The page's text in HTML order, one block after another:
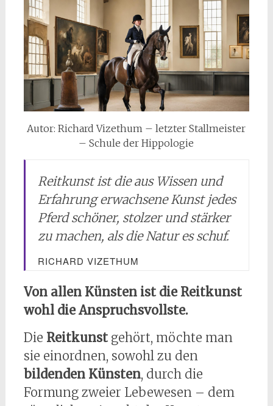
Autor: Richard Vizethum – letzter Stallmeister
– Schule der Hippologie
Reitkunst ist die aus Wissen und
Erfahrung erwachsene Kunst jedes
Pferd schöner, stolzer und stärker
zu machen, als die Natur es schuf.
RICHARD VIZETHUM
Von allen Künsten ist die Reitkunst
wohl die Anspruchsvollste.
Die Reitkunstgehört, möchte man
sie einordnen, sowohl zu den
bildenden Künsten, durch die
Formung zweier Lebewesen – dem